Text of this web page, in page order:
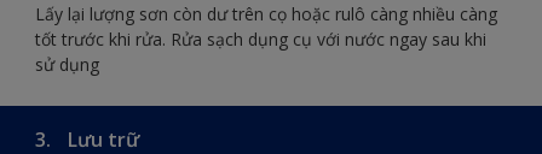
Lấy lại lượng sơn còn dư trên cọ hoặc rulô càng nhiều càng
tốt trước khi rửa. Rửa sạch dụng cụ với nước ngay sau khi
sử dụng
3. Lưu trữ